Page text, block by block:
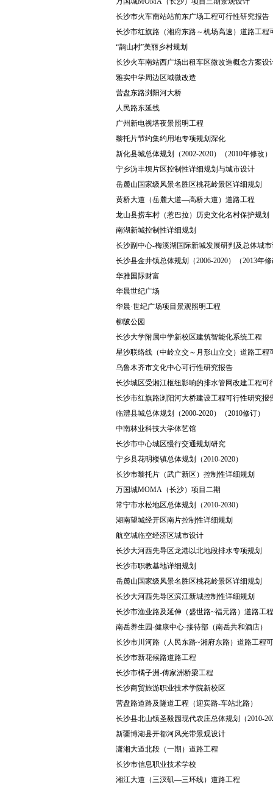
长沙市火车南站站前东广场工程可行性研究报告
长沙市红旗路（湘府东路～机场高速）道路工程
“鹊山村”美丽乡村规划
长沙火车南站西广场出租车区微改造概念方案设
雅实中学周边区域微改造
营盘东路浏阳河大桥
人民路东延线
广州新电视塔夜景照明工程
黎托片节约集约用地专项规划深化
新化县城总体规划（2002-2020）（2010年修改）
宁乡沩丰坝片区控制性详细规划与城市设计
岳麓山国家级风景名胜区桃花岭景区详细规划
黄桥大道（岳麓大道—高桥大道）道路工程
龙山县捞车村（惹巴拉）历史文化名村保护规划
南湖新城控制性详细规划
长沙副中心-梅溪湖国际新城发展研判及总体城
长沙县金井镇总体规划（2006-2020）（2013年
华雅国际财富
华晨世纪广场
华晨·世纪广场项目景观照明工程
柳陂公园
长沙大学附属中学新校区建筑智能化系统工程
星沙联络线（中岭立交～月形山立交）道路工程
乌鲁木齐市文化中心可行性研究报告
长沙城区受湘江枢纽影响的排水管网改建工程可
长沙市红旗路浏阳河大桥建设工程可行性研究报
临澧县城总体规划（2000-2020）（2010修订）
中南林业科技大学体艺馆
长沙市中心城区慢行交通规划研究
宁乡县花明楼镇总体规划（2010-2020）
长沙市黎托片（武广新区）控制性详细规划
万国城MOMA（长沙）项目二期
常宁市水松地区总体规划（2010-2030）
湖南望城经开区南片控制性详细规划
航空城临空经济区城市设计
长沙大河西先导区龙港以北地段排水专项规划
长沙市职教基地详细规划
岳麓山国家级风景名胜区桃花岭景区详细规划
长沙大河西先导区滨江新城控制性详细规划
长沙市渔业路及延伸（盛世路~福元路）道路工
南岳养生园-健康中心-接待部（南岳共和酒店）
长沙市川河路（人民东路~湘府东路）道路工程
长沙市新花候路道路工程
长沙市橘子洲-傅家洲桥梁工程
长沙商贸旅游职业技术学院新校区
营盘路道路及隧道工程（迎宾路-车站北路）
长沙县北山镇圣毅园现代农庄总体规划（2010-
新疆博湖县开都河风光带景观设计
潇湘大道北段（一期）道路工程
长沙市信息职业技术学校
湘江大道（三汊矶—三环线）道路工程